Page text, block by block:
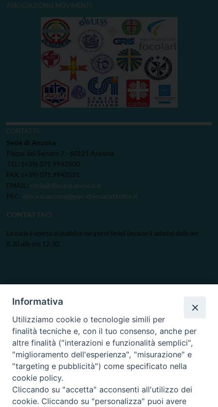
ASSOCIAZIONI E MOVIMENTI
CONTATTI
Sede di Ancona
Piazza del Senato 7 - 60121 Ancona
TEL: (+39) 071.9943500
FAX: (+39) 071.9943521
EMAIL: curia@diocesi.ancona.it
PEC: diocesi.ancona@pec.chiesacattolica.it
CONTATTACI
La curia è aperta al pubblico nei giorni feriali (escluso il sabato) dalle ore
8.30 alle ore 12.30.
Informativa
Utilizziamo cookie o tecnologie simili per
finalità tecniche e, con il tuo consenso, anche per
altre finalità ("interazioni e funzionalità semplici",
"miglioramento dell'esperienza", "misurazione" e
"targeting e pubblicità") come specificato nella
cookie policy.
Cliccando su "accetta" acconsenti all'utilizzo dei
cookie. Cliccando su "personalizza" puoi avere